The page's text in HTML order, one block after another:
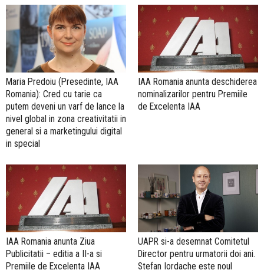
Maria Predoiu (Presedinte, IAA
Romania): Cred cu tarie ca
putem deveni un varf de lance la
nivel global in zona creativitatii in
general si a marketingului digital
in special
IAA Romania anunta deschiderea
nominalizarilor pentru Premiile
de Excelenta IAA
IAA Romania anunta Ziua
Publicitatii – editia a II-a si
Premiile de Excelenta IAA
UAPR si-a desemnat Comitetul
Director pentru urmatorii doi ani.
Stefan Iordache este noul